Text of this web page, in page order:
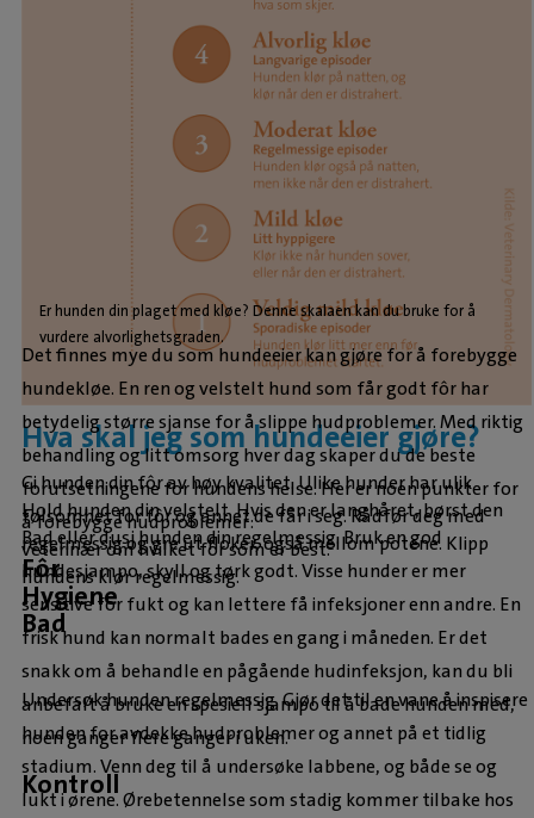
Er hunden din plaget med kløe? Denne skalaen kan du bruke for å
vurdere alvorlighetsgraden.
Hva skal jeg som hundeeier gjøre?
Det finnes mye du som hundeeier kan gjøre for å forebygge
hundekløe. En ren og velstelt hund som får godt fôr har
betydelig større sjanse for å slippe hudproblemer. Med riktig
behandling og litt omsorg hver dag skaper du de beste
forutsetningene for hundens helse. Her er noen punkter for
å forebygge hudproblemer:
Fôr
Gi hunden din fôr av høy kvalitet. Ulike hunder har ulik
følsomhet for fôr og annet de får i seg. Rådfør deg med
veterinær om hvilket fôr som er best.
Hygiene
Hold hunden din velstelt. Hvis den er langhåret, børst den
regelmessig og gre ut floker, også mellom potene. Klipp
hundens klør regelmessig.
Bad
Bad eller dusj hunden din regelmessig. Bruk en god
hundesjampo, skyll og tørk godt. Visse hunder er mer
sensitive for fukt og kan lettere få infeksjoner enn andre. En
frisk hund kan normalt bades en gang i måneden. Er det
snakk om å behandle en pågående hudinfeksjon, kan du bli
anbefalt å bruke en spesiell sjampo til å bade hunden med,
noen ganger flere ganger i uken.
Kontroll
Undersøk hunden regelmessig. Gjør det til en vane å inspisere
hunden for avdekke hudproblemer og annet på et tidlig
stadium. Venn deg til å undersøke labbene, og både se og
lukt i ørene. Ørebetennelse som stadig kommer tilbake hos